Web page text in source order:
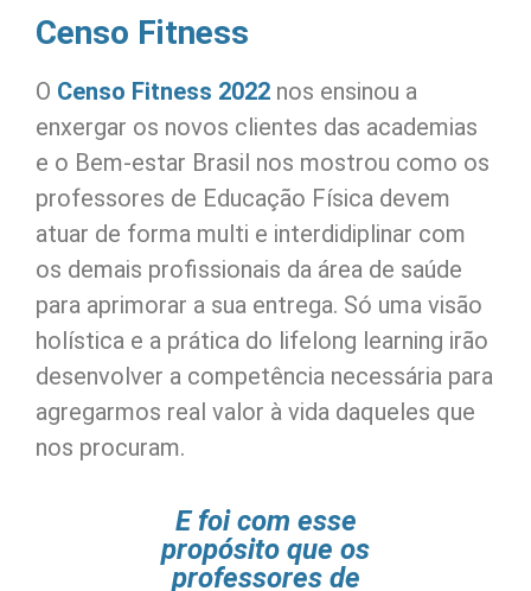
Censo Fitness
O Censo Fitness 2022 nos ensinou a
enxergar os novos clientes das academias
e o Bem-estar Brasil nos mostrou como os
professores de Educação Física devem
atuar de forma multi e interdidiplinar com
os demais profissionais da área de saúde
para aprimorar a sua entrega. Só uma visão
holística e a prática do lifelong learning irão
desenvolver a competência necessária para
agregarmos real valor à vida daqueles que
nos procuram.
E foi com esse
propósito que os
professores de